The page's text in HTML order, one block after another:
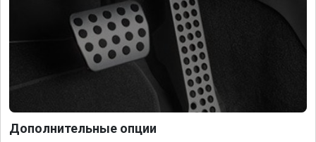
Дополнительные опции